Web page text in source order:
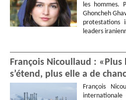
les hommes.
Ghoncheh
protestations
leaders
François Nicoullaud :
s’étend, plus elle a de
François